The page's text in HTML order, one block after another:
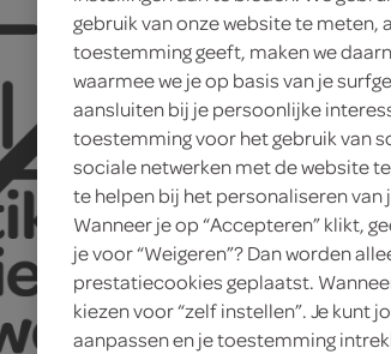
250 Gram
Dit
Let
gebruik van onze website te meten,
toestemming geeft, maken we
waarmee we je op basis van je
aansluiten bij je persoonlijke
toestemming voor het gebruik van
sociale netwerken met de website
te helpen bij het personaliseren
Wanneer je op “Accepteren” klikt,
je voor “Weigeren”? Dan worden
prestatiecookies geplaatst.
kiezen voor “zelf instellen”. Je
aanpassen en je toestemming